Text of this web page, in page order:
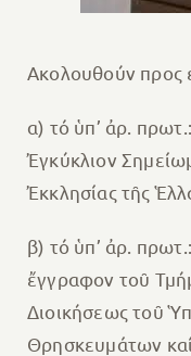
Ακολουθούν προς
α) τό ὑπ’ ἀρ.
Ἐγκύκλιον
Ἐκκλησίας τῆς
β) τό ὑπ’ ἀρ.
ἔγγραφον τοῦ
Διοικήσεως τοῦ
Θρησκευμάτων καί